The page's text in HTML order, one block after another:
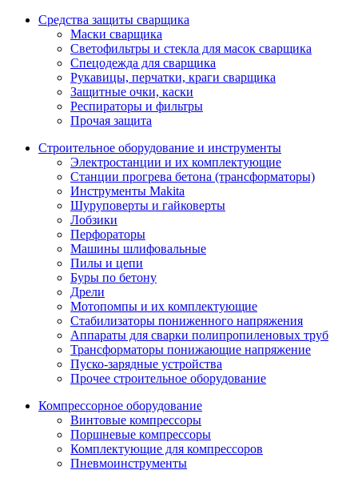
Средства защиты сварщика
Маски сварщика
Светофильтры и стекла для масок сварщика
Спецодежда для сварщика
Рукавицы, перчатки, краги сварщика
Защитные очки, каски
Респираторы и фильтры
Прочая защита
Строительное оборудование и инструменты
Электростанции и их комплектующие
Станции прогрева бетона (трансформаторы)
Инструменты Makita
Шуруповерты и гайковерты
Лобзики
Перфораторы
Машины шлифовальные
Пилы и цепи
Буры по бетону
Дрели
Мотопомпы и их комплектующие
Стабилизаторы пониженного напряжения
Аппараты для сварки полипропиленовых труб
Трансформаторы понижающие напряжение
Пуско-зарядные устройства
Прочее строительное оборудование
Компрессорное оборудование
Винтовые компрессоры
Поршневые компрессоры
Комплектующие для компрессоров
Пневмоинструменты